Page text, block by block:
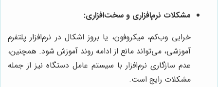
مشکلات نرم‌افزاری و سخت‌افزاری:
خرابی وب‌کم، میکروفون، یا بروز اشکال در نرم‌افزار پلتفرم
آموزشی، می‌تواند مانع از ادامه روند آموزش شود. همچنین،
عدم سازگاری نرم‌افزار با سیستم عامل دستگاه نیز از جمله
مشکلات رایج است.